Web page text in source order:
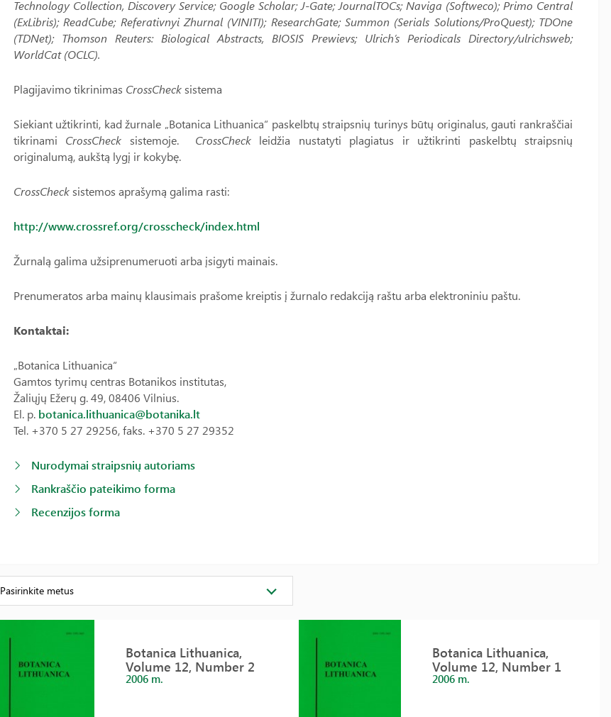
Technology Collection, Discovery Service; Google Scholar; J-Gate; JournalTOCs; Naviga (Softweco); Primo Central
(ExLibris); ReadCube; Referativnyi Zhurnal (VINITI); ResearchGate; Summon (Serials Solutions/ProQuest); TDOne
(TDNet); Thomson Reuters: Biological Abstracts, BIOSIS Prewievs; Ulrich’s Periodicals Directory/ulrichsweb;
WorldCat (OCLC).
Plagijavimo tikrinimas CrossChecksistema
Siekiant užtikrinti, kad žurnale „Botanica Lithuanica“ paskelbtų straipsnių turinys būtų originalus, gauti rankraščiai
tikrinami CrossCheck sistemoje. CrossCheckleidžia nustatyti plagiatus ir užtikrinti paskelbtų straipsnių
originalumą, aukštą lygį ir kokybę.
CrossChecksistemos aprašymą galima rasti:
http://www.crossref.org/crosscheck/index.html
Žurnalą galima užsiprenumeruoti arba įsigyti mainais.
Prenumeratos arba mainų klausimais prašome kreiptis į žurnalo redakciją raštu arba elektroniniu paštu.
Kontaktai:
„Botanica Lithuanica“
Gamtos tyrimų centras Botanikos institutas,
Žaliųjų Ežerų g. 49, 08406 Vilnius.
El. p. botanica.lithuanica@botanika.lt
Tel. +370 5 27 29256, faks. +370 5 27 29352
Nurodymai straipsnių autoriams
Rankraščio pateikimo forma
Recenzijos forma
Pasirinkite metus
Botanica Lithuanica,
Volume 12, Number 2
2006 m.
Botanica Lithuanica,
Volume 12, Number 1
2006 m.